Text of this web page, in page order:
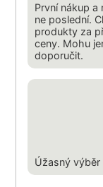
První nákup a
ne poslední.
produkty za
ceny. Mohu
doporučit.
Úžasný